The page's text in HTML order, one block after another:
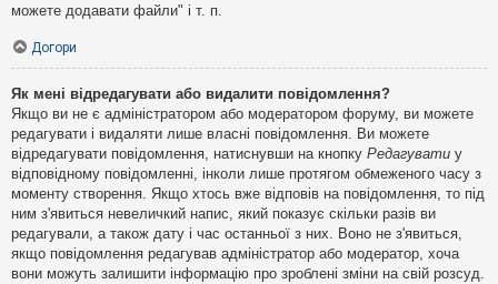
можете додавати файли" і т. п.
Догори
Як мені відредагувати або видалити повідомлення?
Якщо ви не є адміністратором або модератором форуму, ви можете
редагувати і видаляти лише власні повідомлення. Ви можете
відредагувати повідомлення, натиснувши на кнопку Редагувати у
відповідному повідомленні, інколи лише протягом обмеженого часу з
моменту створення. Якщо хтось вже відповів на повідомлення, то під
ним з'явиться невеличкий напис, який показує скільки разів ви
редагували, а також дату і час останньої з них. Воно не з'явиться,
якщо повідомлення редагував адміністратор або модератор, хоча
вони можуть залишити інформацію про зроблені зміни на свій розсуд.